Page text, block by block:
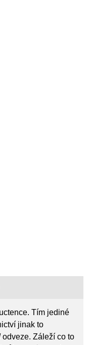
Tím jediné
jinak to
Záleží co to